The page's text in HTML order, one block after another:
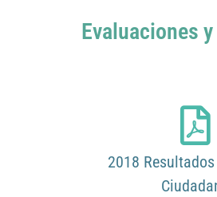
Evaluaciones
2018